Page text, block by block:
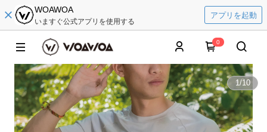
WOAWOA
いますぐ公式アプリを使用する
アプリを起動
0
1/10